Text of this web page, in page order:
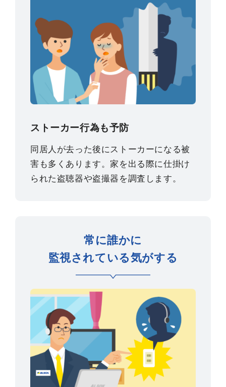
ストーカー行為も予防
同居人が去った後にストーカーになる被
害も多くあります。家を出る際に仕掛け
られた盗聴器や盗撮器を調査します。
常に誰かに
監視されている気がする